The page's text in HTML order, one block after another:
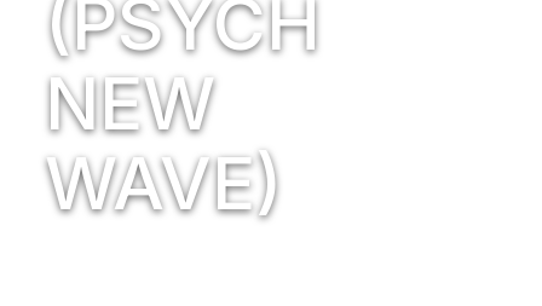
(PSYCH
NEW
WAVE)